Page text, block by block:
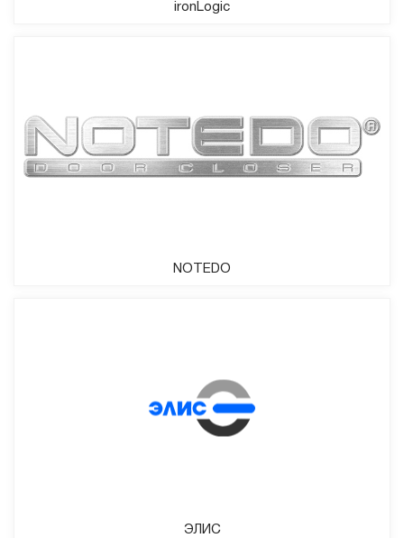
ironLogic
NOTEDO
ЭЛИС